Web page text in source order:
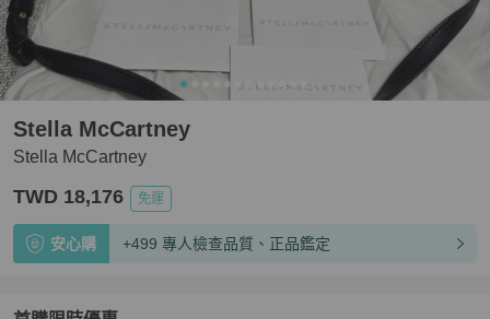
Stella McCartney
Stella McCartney
TWD 18,176 免運
安心購 +499 專人檢查品質、正品鑑定